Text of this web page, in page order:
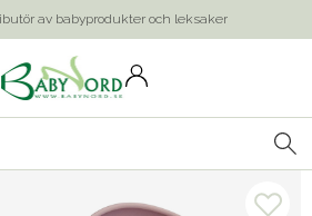
av babyprodukter och leksaker